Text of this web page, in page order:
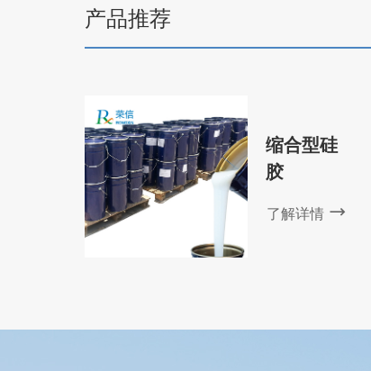
产品推荐
缩合型硅
胶
了解详情